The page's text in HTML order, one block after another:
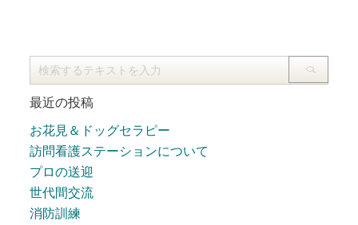
最近の投稿
お花見＆ドッグセラピー
訪問看護ステーションについて
プロの送迎
世代間交流
消防訓練